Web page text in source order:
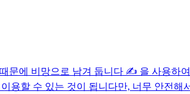
문에 비망으로 남겨 둡니다 ✍️ 을 사용하
용할 수 있는 것이 됩니다만, 너무 안전